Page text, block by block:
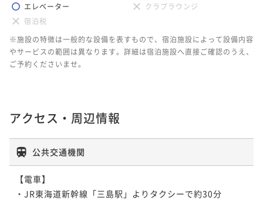
エレベーター
クラブラウンジ
宿泊税
※施設の特徴は一般的な設備を表すもので、宿泊施設によって設備内容
やサービスの範囲は異なります。詳細は宿泊施設へ直接ご確認のうえ、
ご予約くださいませ。
アクセス・周辺情報
公共交通機関
【電車】
・JR東海道新幹線「三島駅」よりタクシーで約30分